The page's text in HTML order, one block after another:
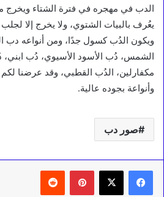
الدب في مهجره في فترة الشتاء ويخرج
يعُرف بالبيات الشتوي، ولا يخرج إلا
ويكون الدُب كسول جدًا، ومن أنواعه دب
الشمس، دُب الأسود الأسيوي، دُب ابني،
مكفارلين، الدُب القطبي، وقد عرضنا
وأنواعة بجوده عالية.
صور دب
بينتيريست